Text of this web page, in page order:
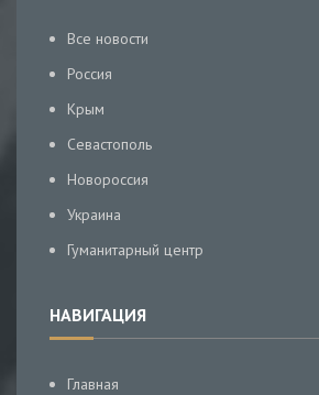
Все новости
Россия
Крым
Севастополь
Новороссия
Украина
Гуманитарный центр
НАВИГАЦИЯ
Главная